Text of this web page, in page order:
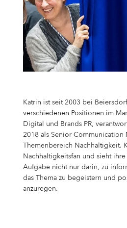
Katrin ist seit 2003 bei
verschiedenen Positionen im
Digital und Brands PR,
2018 als Senior Communication
Themenbereich Nachhaltigkeit.
Nachhaltigkeitsfan und sieht
Aufgabe nicht nur darin, zu
das Thema zu begeistern und
anzuregen.